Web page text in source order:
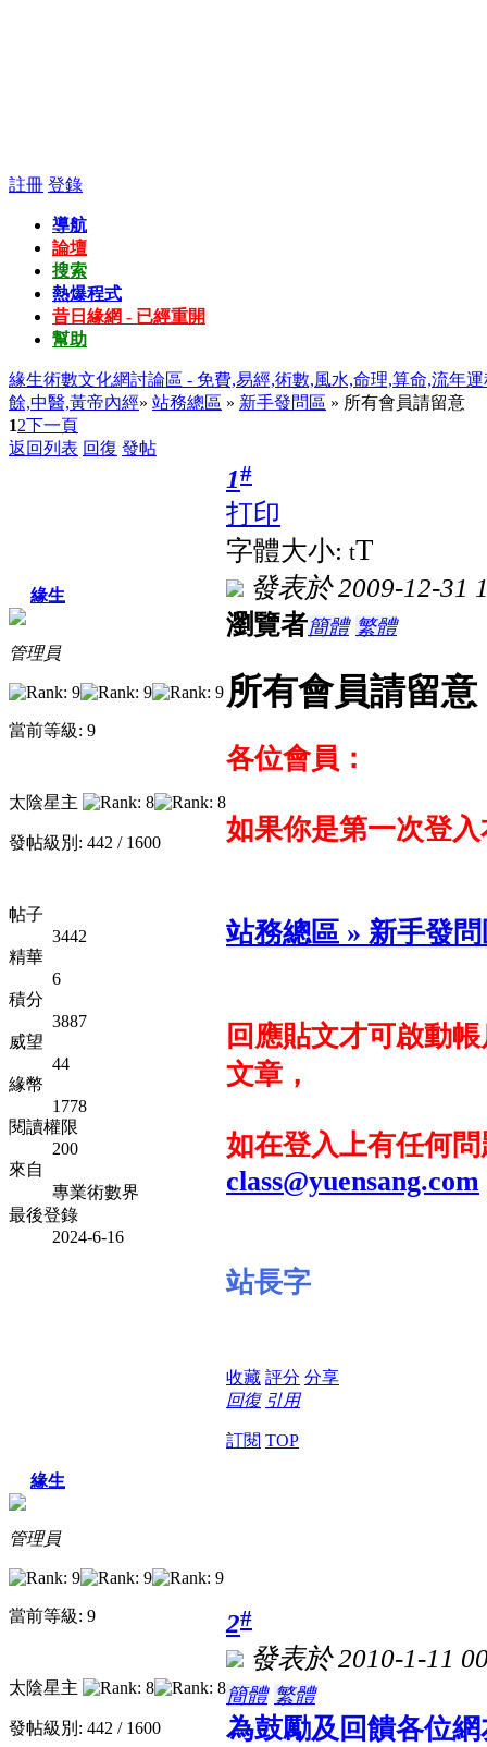
註冊 登錄
導航
論壇
搜索
熱爆程式
昔日緣網 - 已經重開
幫助
緣生術數文化網討論區 - 免費,易經,術數,風水,命理,算命,流年
餘,中醫,黃帝內經» 站務總區 » 新手發問區 » 所有會員請留意
12下一頁
返回列表 回復 發帖
緣生
管理員
當前等級: 9
太陰星主
發帖級別: 442 / 1600
帖子
3442
精華
6
積分
3887
威望
44
緣幣
1778
閱讀權限
200
來自
專業術數界
最後登錄
2024-6-16
1#
打印
字體大小: tT
發表於 2009-12-31
瀏覽者簡體 繁體
所有會員請留意
各位會員：
如果你是第一次登
站務總區 » 新手發
回應貼文才可啟動
文章，
如在登入上有任何
class@yuensang.com
站長字
收藏 評分 分享
回復 引用
訂閱 TOP
緣生
管理員
當前等級: 9
太陰星主
發帖級別: 442 / 1600
2#
發表於 2010-1-11
簡體 繁體
為鼓勵及回饋各位